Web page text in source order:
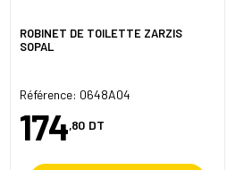
ROBINET DE TOILETTE ZARZIS
SOPAL
Référence: 0648A04
174,80 DT